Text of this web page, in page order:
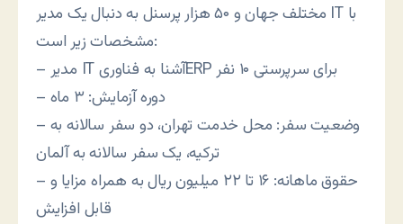
مختلف جهان و ۵۰ هزار پرسنل به دنبال یک مدیر IT با
مشخصات زیر است:
– مدیر IT آشنا به فناوریERP برای سرپرستی ۱۰ نفر
– دوره آزمایش: ۳ ماه
– وضعیت سفر: محل خدمت تهران، دو سفر سالانه به
ترکیه، یک سفر سالانه به آلمان
– حقوق ماهانه: ۱۶ تا ۲۲ میلیون ریال به همراه مزایا و
قابل افزایش